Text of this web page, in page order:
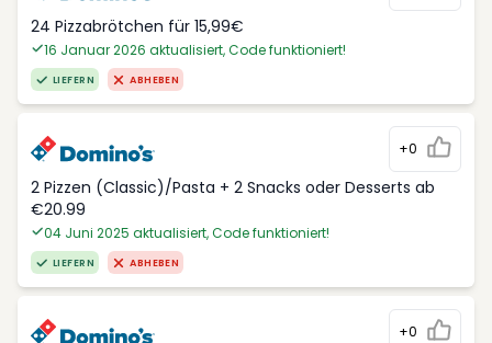
24 Pizzabrötchen für 15,99€
16 Januar 2026 aktualisiert, Code funktioniert!
LIEFERN ABHEBEN
+0
2 Pizzen (Classic)/Pasta + 2 Snacks oder Desserts ab
€20.99
04 Juni 2025 aktualisiert, Code funktioniert!
LIEFERN ABHEBEN
+0